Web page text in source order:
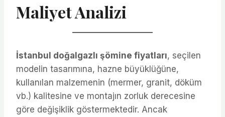
Maliyet Analizi
İstanbul doğalgazlı şömine fiyatları, seçilen
modelin tasarımına, hazne büyüklüğüne,
kullanılan malzemenin (mermer, granit, döküm
vb.) kalitesine ve montajın zorluk derecesine
göre değişiklik göstermektedir. Ancak